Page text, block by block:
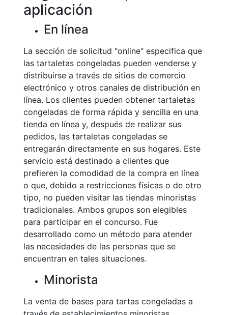
aplicación
En línea
La sección de solicitud "online" especifica que
las tartaletas congeladas pueden venderse y
distribuirse a través de sitios de comercio
electrónico y otros canales de distribución en
línea. Los clientes pueden obtener tartaletas
congeladas de forma rápida y sencilla en una
tienda en línea y, después de realizar sus
pedidos, las tartaletas congeladas se
entregarán directamente en sus hogares. Este
servicio está destinado a clientes que
prefieren la comodidad de la compra en línea
o que, debido a restricciones físicas o de otro
tipo, no pueden visitar las tiendas minoristas
tradicionales. Ambos grupos son elegibles
para participar en el concurso. Fue
desarrollado como un método para atender
las necesidades de las personas que se
encuentran en tales situaciones.
Minorista
La venta de bases para tartas congeladas a